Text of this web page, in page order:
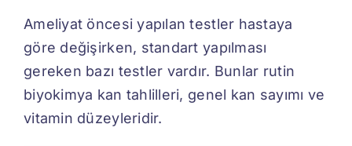
Ameliyat öncesi yapılan testler hastaya
göre değişirken, standart yapılması
gereken bazı testler vardır. Bunlar rutin
biyokimya kan tahlilleri, genel kan sayımı ve
vitamin düzeyleridir.